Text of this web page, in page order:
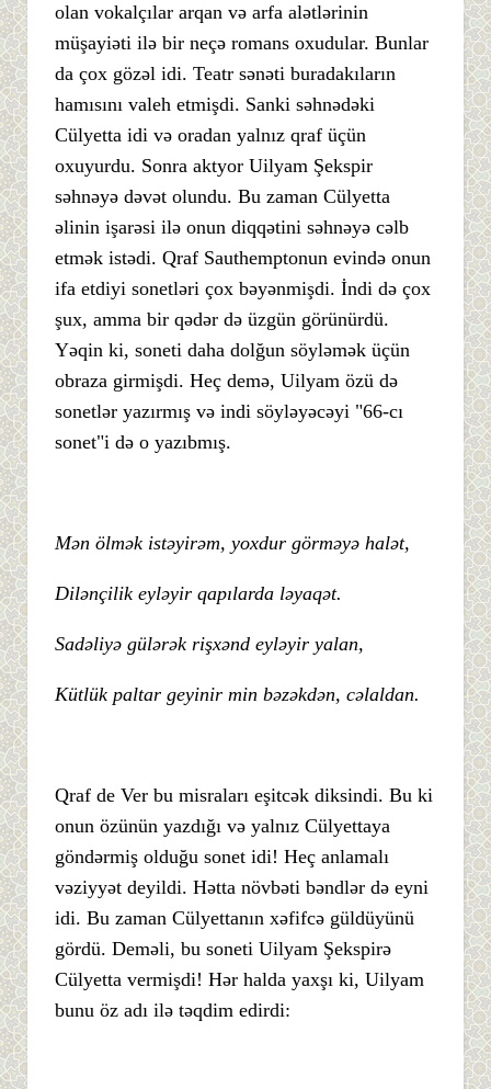
olan vokalçılar arqan və arfa alətlərinin
müşayiəti ilə bir neçə romans oxudular. Bunlar
da çox gözəl idi. Teatr sənəti buradakıların
hamısını valeh etmişdi. Sanki səhnədəki
Cülyetta idi və oradan yalnız qraf üçün
oxuyurdu. Sonra aktyor Uilyam Şekspir
səhnəyə dəvət olundu. Bu zaman Cülyetta
əlinin işarəsi ilə onun diqqətini səhnəyə cəlb
etmək istədi. Qraf Sauthemptonun evində onun
ifa etdiyi sonetləri çox bəyənmişdi. İndi də çox
şux, amma bir qədər də üzgün görünürdü.
Yəqin ki, soneti daha dolğun söyləmək üçün
obraza girmişdi. Heç demə, Uilyam özü də
sonetlər yazırmış və indi söyləyəcəyi "66-cı
sonet"i də o yazıbmış.
Mən ölmək istəyirəm, yoxdur görməyə halət,
Dilənçilik eyləyir qapılarda ləyaqət.
Sadəliyə gülərək rişxənd eyləyir yalan,
Kütlük paltar geyinir min bəzəkdən, cəlaldan.
Qraf de Ver bu misraları eşitcək diksindi. Bu ki
onun özünün yazdığı və yalnız Cülyettaya
göndərmiş olduğu sonet idi! Heç anlamalı
vəziyyət deyildi. Hətta növbəti bəndlər də eyni
idi. Bu zaman Cülyettanın xəfifcə güldüyünü
gördü. Deməli, bu soneti Uilyam Şekspirə
Cülyetta vermişdi! Hər halda yaxşı ki, Uilyam
bunu öz adı ilə təqdim edirdi: